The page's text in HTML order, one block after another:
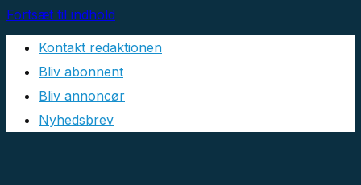
Fortsæt til indhold
Kontakt redaktionen
Bliv abonnent
Bliv annoncør
Nyhedsbrev